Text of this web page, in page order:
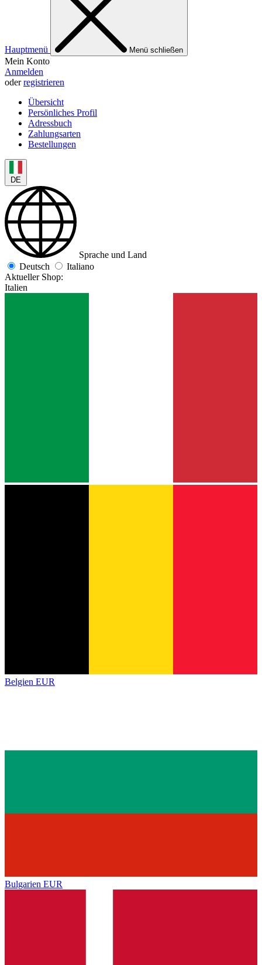
Hauptmenü Menü schließen
Mein Konto
Anmelden
oderregistrieren
Übersicht
Persönliches Profil
Adressbuch
Zahlungsarten
Bestellungen
DE
Sprache und Land
Deutsch
Italiano
Aktueller Shop:
Italien
Belgien EUR
Bulgarien EUR